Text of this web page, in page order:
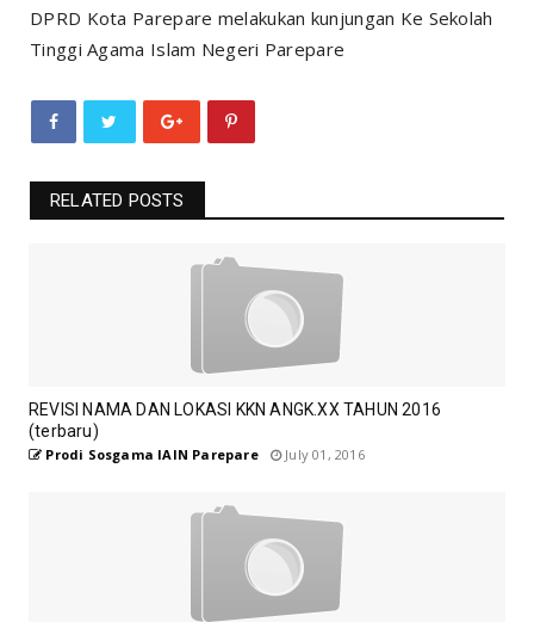
DPRD Kota Parepare melakukan kunjungan Ke Sekolah
Tinggi Agama Islam Negeri Parepare
RELATED POSTS
REVISI NAMA DAN LOKASI KKN ANGK.XX TAHUN 2016
(terbaru)
Prodi Sosgama IAIN Parepare July 01, 2016